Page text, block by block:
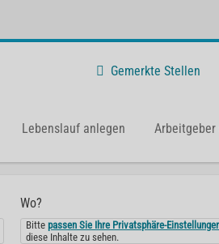
Gemerkte Stellen
Lebenslauf anlegen Arbeitgeber
Wo?
Bittepassen Sie Ihre Privatsphäre-
diese Inhalte zu sehen.